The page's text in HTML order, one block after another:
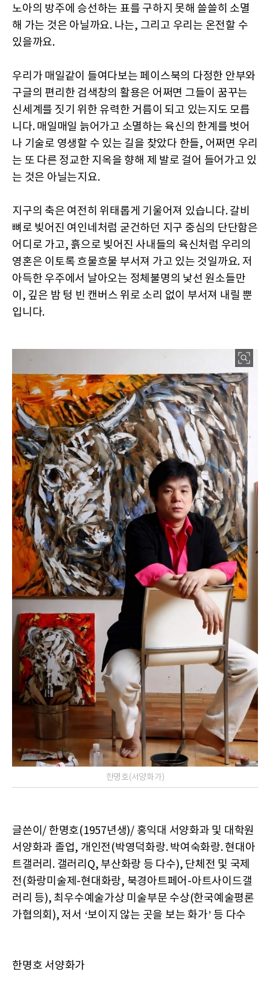
노아의 방주에 승선하는 표를 구하지 못해 쓸쓸히 소멸
해 가는 것은 아닐까요. 나는, 그리고 우리는 온전할 수
있을까요.
우리가 매일같이 들여다보는 페이스북의 다정한 안부와
구글의 편리한 검색창의 활용은 어쩌면 그들이 꿈꾸는
신세계를 짓기 위한 유력한 거름이 되고 있는지도 모릅
니다. 매일매일 늙어가고 소멸하는 육신의 한계를 벗어
나 기술로 영생할 수 있는 길을 찾았다 한들, 어쩌면 우리
는 또 다른 정교한 지옥을 향해 제 발로 걸어 들어가고 있
는 것은 아닐는지요.
지구의 축은 여전히 위태롭게 기울어져 있습니다. 갈비
뼈로 빚어진 여인네처럼 굳건하던 지구 중심의 단단함은
어디로 가고, 흙으로 빚어진 사내들의 육신처럼 우리의
영혼은 이토록 흐물흐물 부서져 가고 있는 것일까요. 저
아득한 우주에서 날아오는 정체불명의 낯선 원소들만
이, 깊은 밤 텅 빈 캔버스 위로 소리 없이 부서져 내릴 뿐
입니다.
한명호(서양화가)
글쓴이/ 한명호(1957년생)/ 홍익대 서양화과 및 대학원
서양화과 졸업, 개인전(박영덕화랑. 박여숙화랑. 현대아
트갤러리. 갤러리Q, 부산화랑 등 다수), 단체전 및 국제
전(화랑미술제-현대화랑, 북경아트페어-아트사이드갤
러리 등), 최우수예술가상 미술부문 수상(한국예술평론
가협의회), 저서 ‘보이지 않는 곳을 보는 화가’ 등 다수
한명호 서양화가